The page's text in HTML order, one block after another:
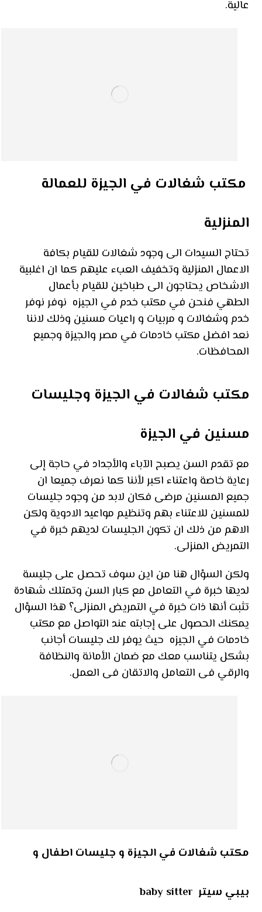
عالية.
مكتب شغالات في الجيزة للعمالة
المنزلية
تحتاج السيدات الى وجود شغالات للقيام بكافة
الاعمال المنزلية وتخفيف العبء عليهم كما ان اغلبية
الاشخاص يحتاجون الى طباخين للقيام بأعمال
الطهي فنحن في مكتب خدم في الجيزه نوفر نوفر
خدم وشغالات و مربيات و راعيات مسنين وذلك لاننا
نعد افضل مكتب خادمات في مصر والجيزة وجميع
المحافظات.
مكتب شغالات في الجيزة وجليسات
مسنين في الجيزة
مع تقدم السن يصبح الآباء والأجداد في حاجة إلى
رعاية خاصة واعتناء اكبر لأننا كما نعرف جميعا ان
جميع المسنين مرضى فكان لابد من وجود جليسات
للمسنين للاعتناء بهم وتنظيم مواعيد الادوية ولكن
الاهم من ذلك ان تكون الجليسات لديهم خبرة في
التمريض المنزلى.
ولكن السؤال هنا من اين سوف تحصل على جليسة
لديها خبرة في التعامل مع كبار السن وتمتلك شهادة
تثبت أنها ذات خبرة في التمريض المنزلى؟ هذا السؤال
يمكنك الحصول على إجابته عند التواصل مع مكتب
خادمات في الجيزه حيث يوفر لك جليسات أجانب
بشكل يتناسب معك مع ضمان الأمانة والنظافة
والرقي فى التعامل والاتقان فى العمل.
مكتب شغالات في الجيزة و جليسات اطفال و
بيبي سيتر baby sitter